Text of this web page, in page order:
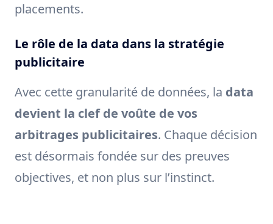
placements.
Le rôle de la data dans la stratégie
publicitaire
Avec cette granularité de données, la data
devient la clef de voûte de vos
arbitrages publicitaires. Chaque décision
est désormais fondée sur des preuves
objectives, et non plus sur l’instinct.